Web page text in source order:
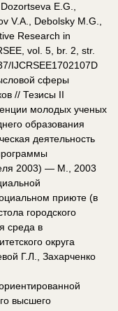
E.G.,
V.A., Debolsky M.G.,
Research in
vol. 5, br. 2, str.
IJCRSEE1702107D
сферы
// Тезисы II
молодых ученых
образования
деятельность
2003) — М., 2003
приюте (в
городского
среда в
округа
Г.Л., Захарченко
высшего